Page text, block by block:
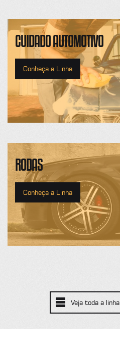
CUIDADO AUTOMOTIVO
Conheça a Linha
RODAS
Conheça a Linha
Veja toda a